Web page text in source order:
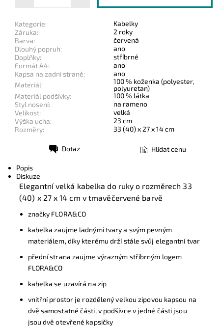
Kategorie:
Kabelky
Záruka:
2 roky
Barva:
červená
Dlouhý popruh:
ano
Doplňky:
stříbrné
Formát A4:
ano
Kapsa na zadní straně:
ano
Materiál:
100 % koženka (polyester,
polyuretan)
Materiál podšívky:
100 % látka
Styl nosení:
na rameno
Velikost:
velká
Výška ucha:
23 cm
Rozměry:
33 (40) x 27 x 14 cm
Dotaz Hlídat cenu
Popis
Diskuze
Elegantní velká kabelka do ruky o rozměrech 33
(40) x 27 x 14 cm v tmavěčervené barvě
značky FLORA&CO
kabelka zaujme ladnými tvary a svým pevným
materiálem, díky kterému drží stále svůj elegantní tvar
přední strana zaujme výrazným stříbrným logem
FLORA&CO
kabelka se uzavírá na zip
vnitřní prostor je rozdělený velkou zipovou kapsou na
dvě samostatné části, v podšívce v jedné části jsou
jsou dvě otevřené kapsičky